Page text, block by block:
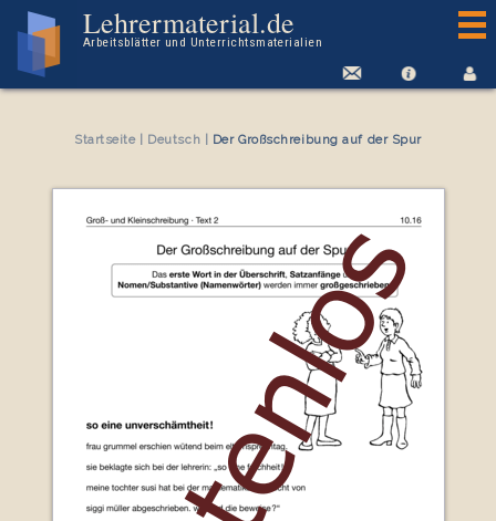
Lehrermaterial.de
Arbeitsblätter und Unterrichtsmaterialien
Startseite| Deutsch Der Großschreibung auf der Spur